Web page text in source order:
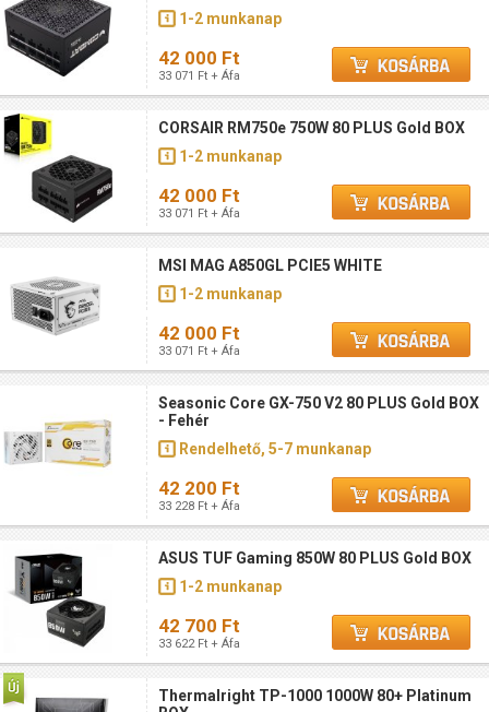
1-2 munkanap
42 000 Ft
33 071 Ft + Áfa
CORSAIR RM750e 750W 80 PLUS Gold BOX
1-2 munkanap
42 000 Ft
33 071 Ft + Áfa
MSI MAG A850GL PCIE5 WHITE
1-2 munkanap
42 000 Ft
33 071 Ft + Áfa
Seasonic Core GX-750 V2 80 PLUS Gold BOX
- Fehér
Rendelhető, 5-7 munkanap
42 200 Ft
33 228 Ft + Áfa
ASUS TUF Gaming 850W 80 PLUS Gold BOX
1-2 munkanap
42 700 Ft
33 622 Ft + Áfa
Thermalright TP-1000 1000W 80+ Platinum